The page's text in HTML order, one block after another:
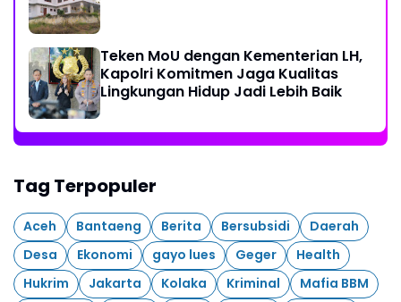
Teken MoU dengan Kementerian LH,
Kapolri Komitmen Jaga Kualitas
Lingkungan Hidup Jadi Lebih Baik
Tag Terpopuler
Aceh Bantaeng Berita Bersubsidi
Daerah
Desa
Ekonomi gayo lues Geger
Health
Hukrim
Jakarta Kolaka Kriminal
Mafia BBM